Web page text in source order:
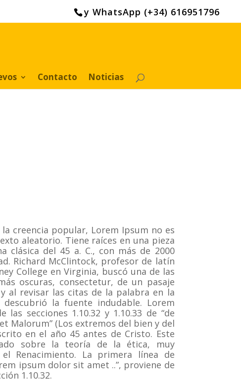
y WhatsApp (+34) 616951796
Contacto Noticias
creencia popular, Lorem Ipsum no es
aleatorio. Tiene raíces en una pieza
clásica del 45 a. C., con más de 2000
Richard McClintock, profesor de latín
College en Virginia, buscó una de las
oscuras, consectetur, de un pasaje
al revisar las citas de la palabra en la
descubrió la fuente indudable. Lorem
las secciones 1.10.32 y 1.10.33 de “de
Malorum” (Los extremos del bien y del
en el año 45 antes de Cristo. Este
sobre la teoría de la ética, muy
Renacimiento.
La primera línea de
ipsum dolor sit amet ..”, proviene de
1.10.32.